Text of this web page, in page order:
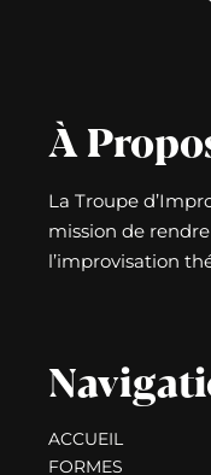
À
La Troupe
mission de
l’improvisation
ACCUEIL
FORMES